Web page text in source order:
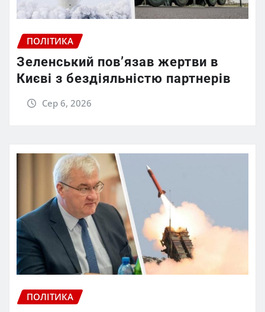
ПОЛІТИКА
Зеленський пов’язав жертви в
Києві з бездіяльністю партнерів
Сер 6, 2026
ПОЛІТИКА